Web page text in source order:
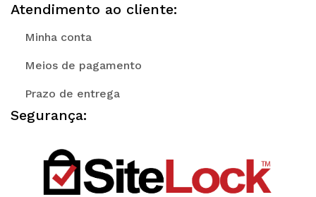
Atendimento ao cliente:
Minha conta
Meios de pagamento
Prazo de entrega
Segurança: